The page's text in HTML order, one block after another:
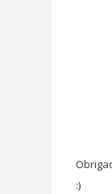
:)